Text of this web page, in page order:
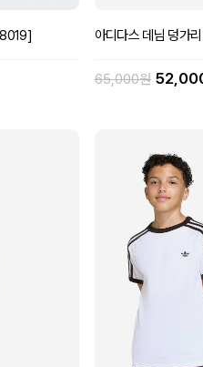
아디다스 데님 덩가
65,000원